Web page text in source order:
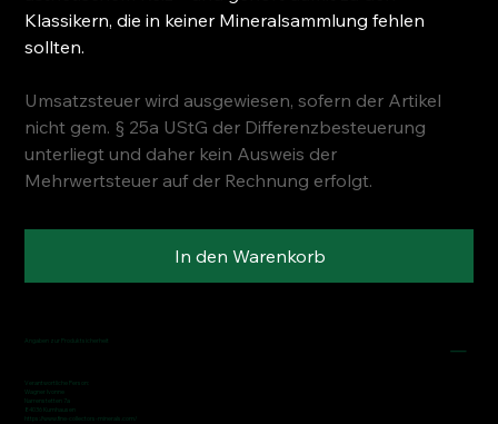
Klassikern, die in keiner Mineralsammlung fehlen
sollten.
Umsatzsteuer wird ausgewiesen, sofern der Artikel
nicht gem. § 25a UStG der Differenzbesteuerung
unterliegt und daher kein Ausweis der
Mehrwertsteuer auf der Rechnung erfolgt.
In den Warenkorb
Angaben zur Produktsicherheit
Verantwortliche Person:
Wagner Ivonne
Narrenstetten 7a
84036 Kumhausen
https://www.fine-collectors-minerals.com/